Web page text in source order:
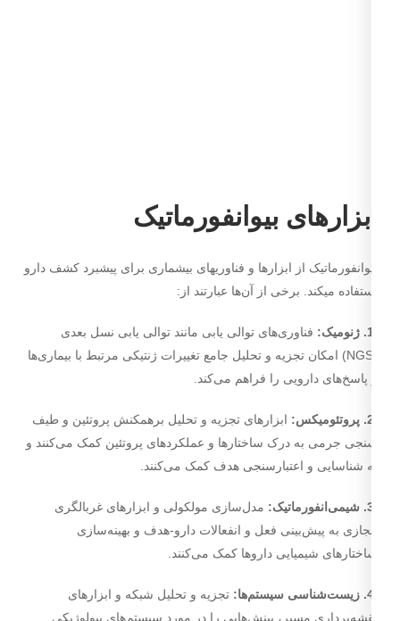
بیوانفورماتیک
از ابزارها و فناوری­های بی­شماری برای پیشبرد کشف دارو
می­کند. برخی از آن‌ها عبارتند از:
فناوری­‌های توالی یابی مانند توالی یابی نسل بعدی
(NGS) امکان تجزیه و تحلیل جامع تغییرات ژنتیکی مرتبط با بیماری­‌ها
پاسخ‌­های دارویی را فراهم می‌­کند.
ابزارهای تجزیه و تحلیل برهمکنش پروتئین و طیف
جرمی به درک ساختارها و عملکردهای پروتئین کمک می­‌کنند و
شناسایی و اعتبارسنجی هدف کمک می­‌کنند.
مدل‌سازی مولکولی و ابزارهای غربالگری
به پیش‌بینی فعل و انفعالات دارو-هدف و بهینه‌سازی
شیمیایی داروها کمک می‌کنند.
تجزیه و تحلیل شبکه و ابزارهای
مسیر، بینش‌هایی را در مورد سیستم‌های بیولوژیکی